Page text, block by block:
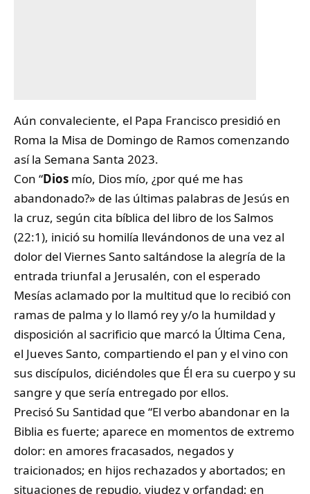
Aún convaleciente, el Papa Francisco presidió en
Roma la Misa de Domingo de Ramos comenzando
así la Semana Santa 2023.
Con “Dios mío, Dios mío, ¿por qué me has
abandonado?» de las últimas palabras de Jesús en
la cruz, según cita bíblica del libro de los Salmos
(22:1), inició su homilía llevándonos de una vez al
dolor del Viernes Santo saltándose la alegría de la
entrada triunfal a Jerusalén, con el esperado
Mesías aclamado por la multitud que lo recibió con
ramas de palma y lo llamó rey y/o la humildad y
disposición al sacrificio que marcó la Última Cena,
el Jueves Santo, compartiendo el pan y el vino con
sus discípulos, diciéndoles que Él era su cuerpo y su
sangre y que sería entregado por ellos.
Precisó Su Santidad que “El verbo abandonar en la
Biblia es fuerte; aparece en momentos de extremo
dolor: en amores fracasados, negados y
traicionados; en hijos rechazados y abortados; en
situaciones de repudio, viudez y orfandad; en